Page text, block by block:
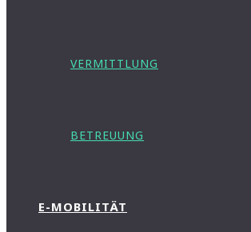
VERMITTLUNG
BETREUUNG
E-MOBILITÄT